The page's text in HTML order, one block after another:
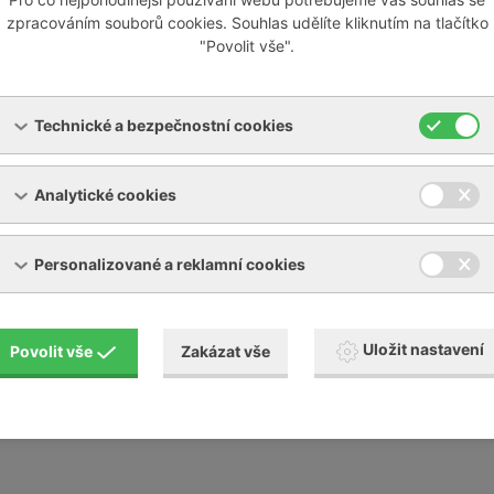
chladícího zařízení
a revize chladících zařízení v souladu s vyhláškou 257/
okruhu chladiva
doplnění množství chladiva
knihy chladícího zařízení
zpracováním souborů cookies. Souhlas udělíte kliknutím na tlačítko
"Povolit vše".
Technické a bezpečnostní cookies
Analytické cookies
Personalizované a reklamní cookies
Povolit vše Zakázat vše Uložit nastavení